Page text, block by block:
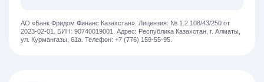
АО «Банк Фридом Финанс Казахстан». Лицензия: № 1.2.108/43/250 от
2023-02-01. БИН: 90740019001. Адрес: Республика Казахстан, г. Алматы,
ул. Курмангазы, 61а. Телефон: +7 (776) 159-55-95.